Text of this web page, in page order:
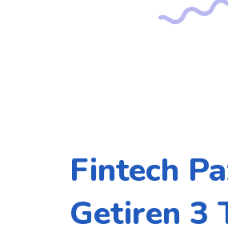
Fintech
Getiren 3